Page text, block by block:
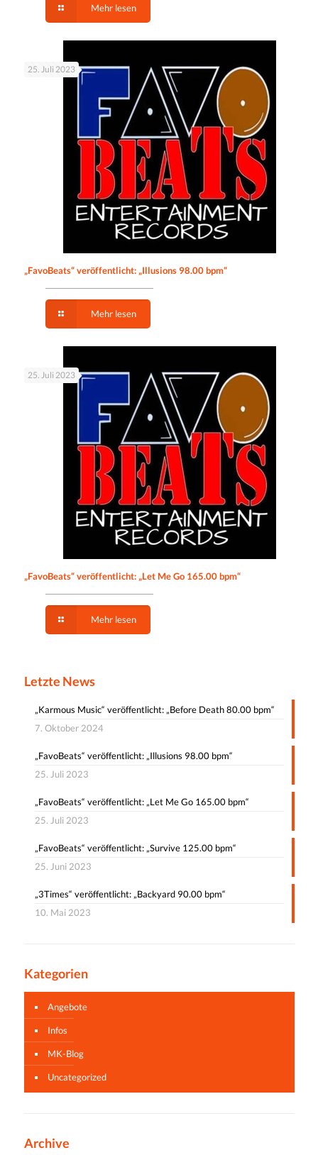
Mehr lesen
25. Juli 2023
„FavoBeats“ veröffentlicht: „Illusions 98.00 bpm“
Mehr lesen
25. Juli 2023
„FavoBeats“ veröffentlicht: „Let Me Go 165.00 bpm“
Mehr lesen
Letzte News
„Karmous Music“ veröffentlicht: „Before Death 80.00 bpm“
7. Oktober 2024
„FavoBeats“ veröffentlicht: „Illusions 98.00 bpm“
25. Juli 2023
„FavoBeats“ veröffentlicht: „Let Me Go 165.00 bpm“
25. Juli 2023
„FavoBeats“ veröffentlicht: „Survive 125.00 bpm“
25. Juni 2023
„3Times“ veröffentlicht: „Backyard 90.00 bpm“
10. Mai 2023
Kategorien
Angebote
Infos
MK-Blog
Uncategorized
Archive